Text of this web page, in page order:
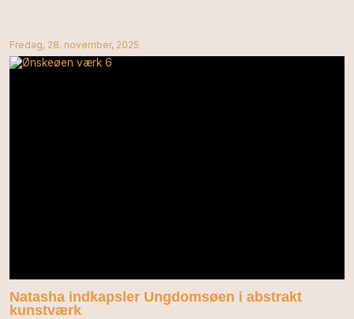
Fredag, 28. november, 2025
Natasha indkapsler Ungdomsøen i abstrakt
kunstværk